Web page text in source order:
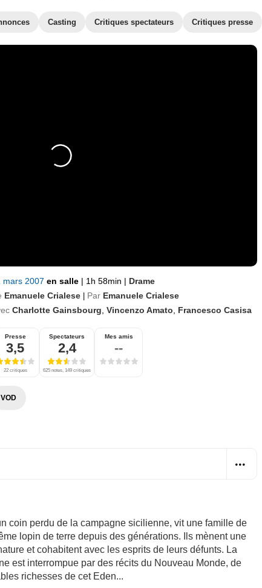
Casting Critiques spectateurs Critiques presse
mars 2007 en salle | 1h 58min | Drame
Emanuele Crialese | Par Emanuele Crialese
Charlotte Gainsbourg Vincenzo Amato Francesco Casisa
Presse
3,5
22 critiques
Spectateurs
2,4
625 notes, 149 critiques
Mes amis
--
VOD
coin perdu de la campagne sicilienne, vit une famille de
lopin de terre depuis des générations. Ils mènent une
et cohabitent avec les esprits de leurs défunts. La
est interrompue par des récits du Nouveau Monde, de
richesses de cet Eden...